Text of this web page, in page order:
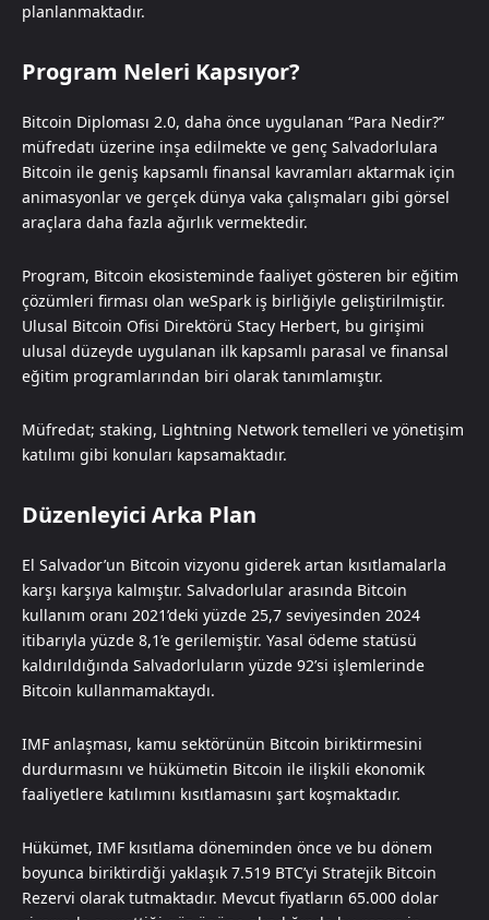
planlanmaktadır.
Program Neleri Kapsıyor?
Bitcoin Diploması 2.0, daha önce uygulanan “Para Nedir?”
müfredatı üzerine inşa edilmekte ve genç Salvadorlulara
Bitcoin ile geniş kapsamlı finansal kavramları aktarmak için
animasyonlar ve gerçek dünya vaka çalışmaları gibi görsel
araçlara daha fazla ağırlık vermektedir.
Program, Bitcoin ekosisteminde faaliyet gösteren bir eğitim
çözümleri firması olan weSpark iş birliğiyle geliştirilmiştir.
Ulusal Bitcoin Ofisi Direktörü Stacy Herbert, bu girişimi
ulusal düzeyde uygulanan ilk kapsamlı parasal ve finansal
eğitim programlarından biri olarak tanımlamıştır.
Müfredat; staking, Lightning Network temelleri ve yönetişim
katılımı gibi konuları kapsamaktadır.
Düzenleyici Arka Plan
El Salvador’un Bitcoin vizyonu giderek artan kısıtlamalarla
karşı karşıya kalmıştır. Salvadorlular arasında Bitcoin
kullanım oranı 2021’deki yüzde 25,7 seviyesinden 2024
itibarıyla yüzde 8,1’e gerilemiştir. Yasal ödeme statüsü
kaldırıldığında Salvadorluların yüzde 92’si işlemlerinde
Bitcoin kullanmamaktaydı.
IMF anlaşması, kamu sektörünün Bitcoin biriktirmesini
durdurmasını ve hükümetin Bitcoin ile ilişkili ekonomik
faaliyetlere katılımını kısıtlamasını şart koşmaktadır.
Hükümet, IMF kısıtlama döneminden önce ve bu dönem
boyunca biriktirdiği yaklaşık 7.519 BTC’yi Stratejik Bitcoin
Rezervi olarak tutmaktadır. Mevcut fiyatların 65.000 dolar